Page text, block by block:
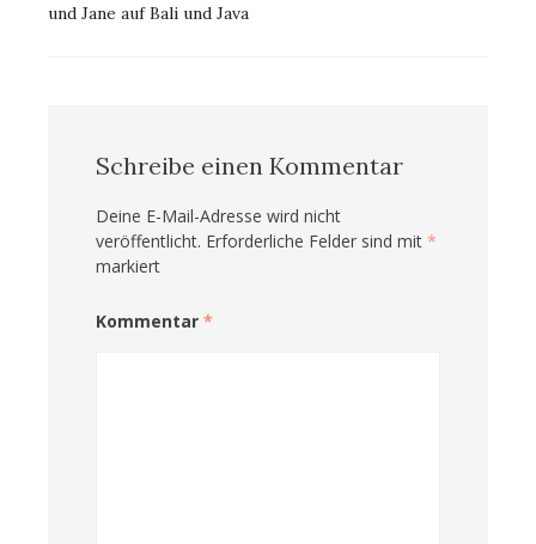
und Jane auf Bali und Java
Schreibe einen Kommentar
Deine E-Mail-Adresse wird nicht
veröffentlicht. Erforderliche Felder sind mit *
markiert
Kommentar *